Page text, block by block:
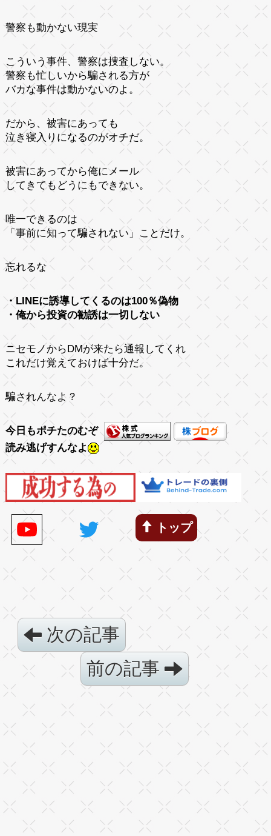
警察も動かない現実
こういう事件、警察は捜査しない。
警察も忙しいから騙される方が
バカな事件は動かないのよ。
だから、被害にあっても
泣き寝入りになるのがオチだ。
被害にあってから俺にメール
してきてもどうにもできない。
唯一できるのは
「事前に知って騙されない」ことだけ。
忘れるな
・LINEに誘導してくるのは100％偽物
・俺から投資の勧誘は一切しない
ニセモノからDMが来たら通報してくれ
これだけ覚えておけば十分だ。
騙されんなよ？
今日もポチたのむぞ
読み逃げすんなよ
トップ
次の記事
前の記事